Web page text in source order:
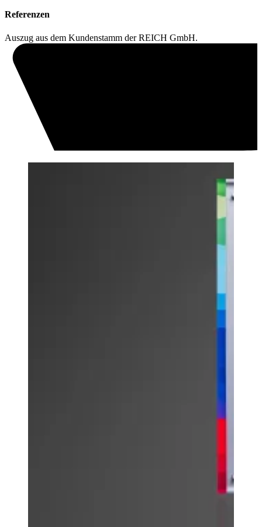
Referenzen
Auszug aus dem Kundenstamm der REICH GmbH.